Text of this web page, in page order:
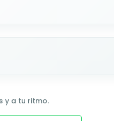
y a tu ritmo.